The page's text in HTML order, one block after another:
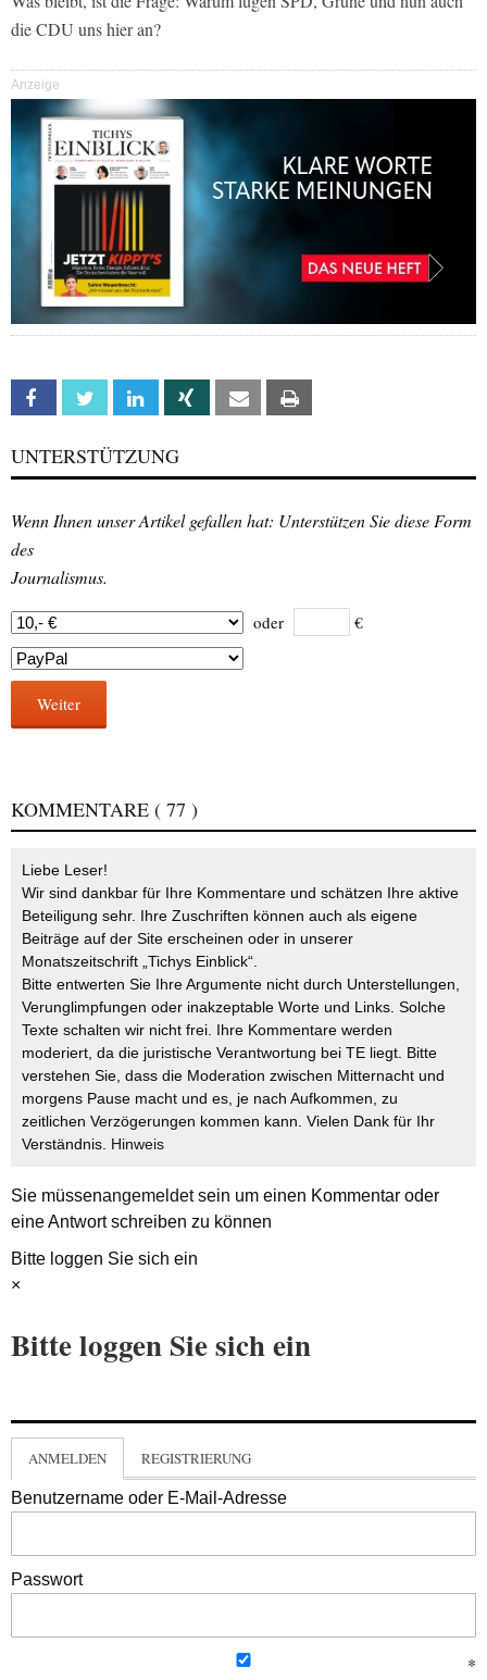
die CDU uns hier an?
Anzeige
Facebook Twitter Linkedin Xing Email
UNTERSTÜTZUNG
Wenn Ihnen unser Artikel gefallen hat: Unterstützen Sie diese Form
des
Journalismus.
oder €
Weiter
KOMMENTARE ( 77 )
Liebe Leser!
Wir sind dankbar für Ihre Kommentare und schätzen Ihre aktive
Beteiligung sehr. Ihre Zuschriften können auch als eigene
Beiträge auf der Site erscheinen oder in unserer
Monatszeitschrift „Tichys Einblick“.
Bitte entwerten Sie Ihre Argumente nicht durch Unterstellungen,
Verunglimpfungen oder inakzeptable Worte und Links. Solche
Texte schalten wir nicht frei. Ihre Kommentare werden
moderiert, da die juristische Verantwortung bei TE liegt. Bitte
verstehen Sie, dass die Moderation zwischen Mitternacht und
morgens Pause macht und es, je nach Aufkommen, zu
zeitlichen Verzögerungen kommen kann. Vielen Dank für Ihr
Verständnis. Hinweis
Sie müssenangemeldetsein um einen Kommentar oder
eine Antwort schreiben zu können
Bitte loggen Sie sich ein
×
Bitte loggen Sie sich ein
ANMELDEN REGISTRIERUNG
Benutzername oder E-Mail-Adresse
Passwort